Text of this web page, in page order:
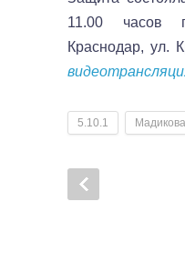
11.00 часов
Краснодар, ул.
5.10.1